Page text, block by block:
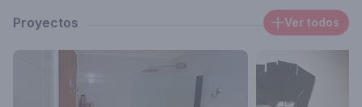
Proyectos Ver todos